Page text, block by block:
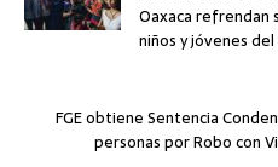
Oaxaca refrendan
niños y jóvenes
FGE obtiene Sentencia
personas por Robo con